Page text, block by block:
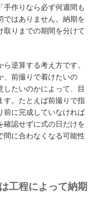
手作りなら必ず何週間も
ではありません。納期を
取りまでの期間を分けて
逆算する考え方です。
、前撮りで着けたいの
たいのかによって、目
す。たとえば前撮りで指
前に完成していなければ
確認せずに式の日だけを
間に合わなくなる可能性
工程によって納期